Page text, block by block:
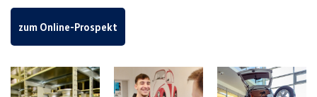
zum Online-Prospekt